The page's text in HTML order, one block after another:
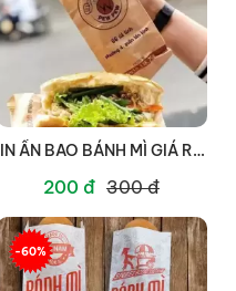
IN ẤN BAO BÁNH MÌ GIÁ RẺ
200 đ 300 đ
-60%